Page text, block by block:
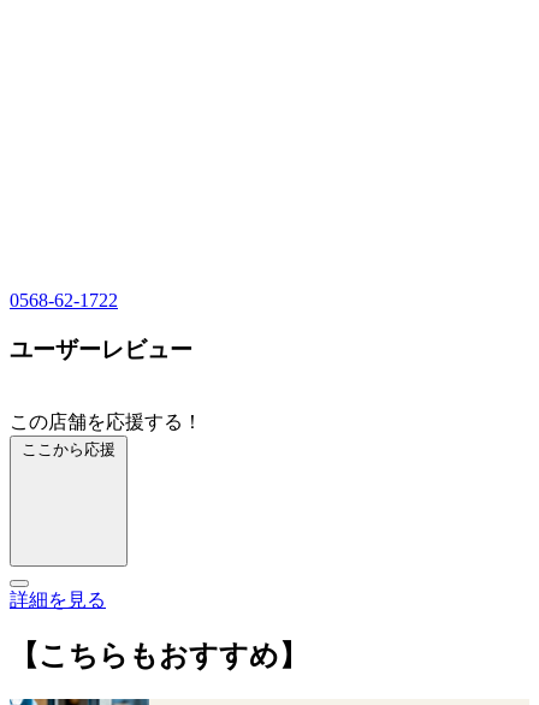
0568-62-1722
ユーザーレビュー
この店舗を応援する！
ここから応援
詳細を見る
【こちらもおすすめ】